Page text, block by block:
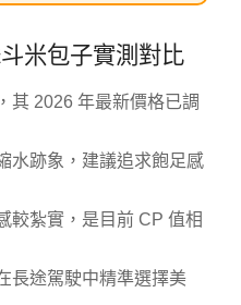
米包子實測對比
其 2026 年最新價格已調
水跡象，建議追求飽足感
較紮實，是目前 CP 值相
長途駕駛中精準選擇美